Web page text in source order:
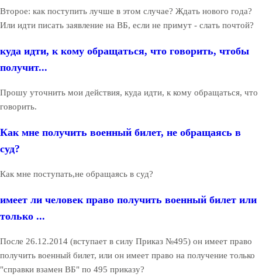
Второе: как поступить лучше в этом случае? Ждать нового года?
Или идти писать заявление на ВБ, если не примут - слать почтой?
куда идти, к кому обращаться, что говорить, чтобы
получит...
Прошу уточнить мои действия, куда идти, к кому обращаться, что
говорить.
Как мне получить военный билет, не обращаясь в
суд?
Как мне поступать,не обращаясь в суд?
имеет ли человек право получить военный билет или
только ...
После 26.12.2014 (вступает в силу Приказ №495) он имеет право
получить военный билет, или он имеет право на получение только
"справки взамен ВБ" по 495 приказу?